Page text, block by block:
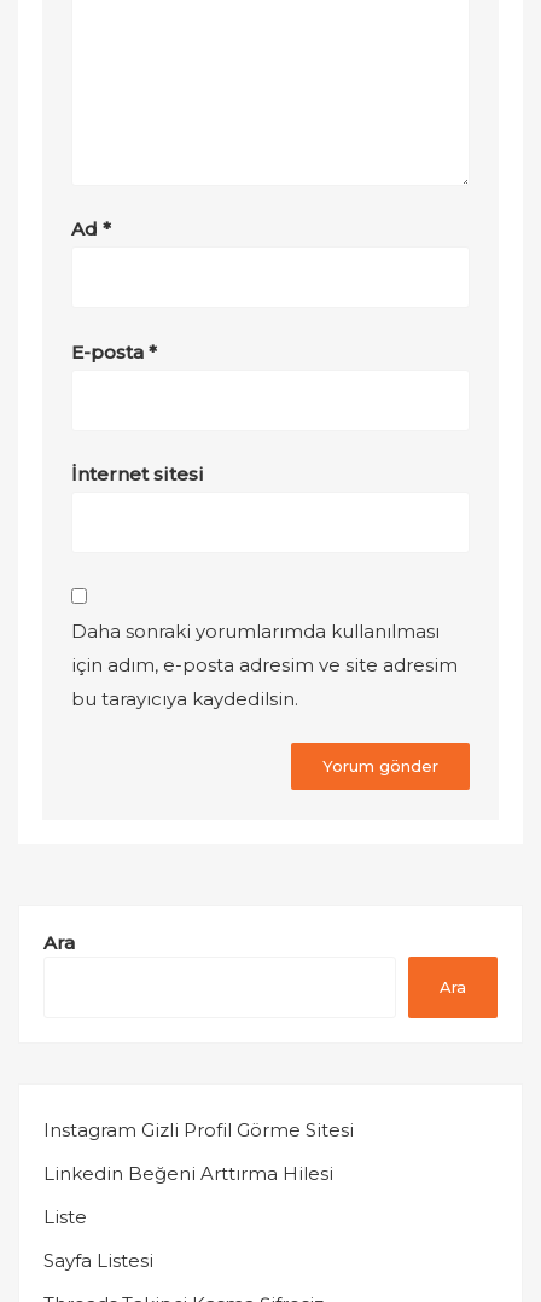
Ad*
E-posta*
İnternet sitesi
Daha sonraki yorumlarımda kullanılması
için adım, e-posta adresim ve site adresim
bu tarayıcıya kaydedilsin.
Ara
Ara
Instagram Gizli Profil Görme Sitesi
Linkedin Beğeni Arttırma Hilesi
Liste
Sayfa Listesi